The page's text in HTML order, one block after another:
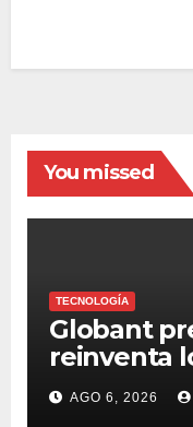
You missed
TECNOLOGÍA
Globant
reinventa
tecnología
AGO 6, 2026